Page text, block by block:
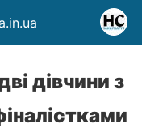
дівчини з